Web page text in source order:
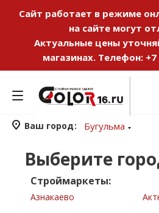
Сайт работает в режиме
на сайте могут
Актуальные цены
магазинах. Телефон:
Ваш город Бугульма
Выберите
Строймаркеты:
Азнакаево